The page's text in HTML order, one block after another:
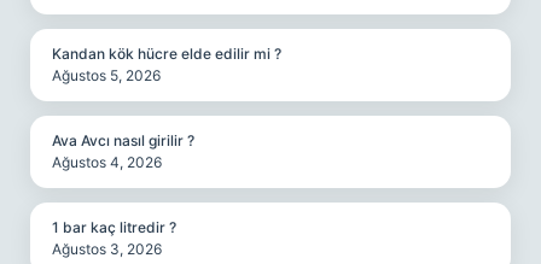
Kandan kök hücre elde edilir mi ?
Ağustos 5, 2026
Ava Avcı nasıl girilir ?
Ağustos 4, 2026
1 bar kaç litredir ?
Ağustos 3, 2026